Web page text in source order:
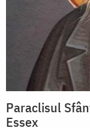
Paraclisul
Essex